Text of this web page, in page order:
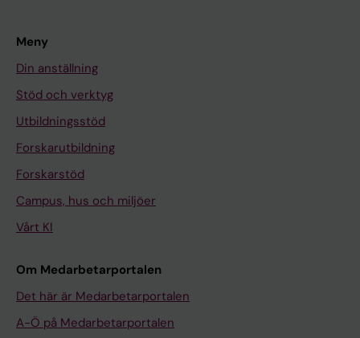
Meny
Din anställning
Stöd och verktyg
Utbildningsstöd
Forskarutbildning
Forskarstöd
Campus, hus och miljöer
Vårt KI
Om Medarbetarportalen
Det här är Medarbetarportalen
A-Ö på Medarbetarportalen